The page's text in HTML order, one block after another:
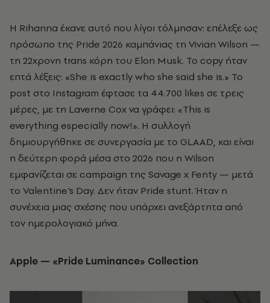
Η Rihanna έκανε αυτό που λίγοι τόλμησαν: επέλεξε ως
πρόσωπο της Pride 2026 καμπάνιας τη Vivian Wilson —
τη 22χρονη trans κόρη του Elon Musk. Το copy ήταν
επτά λέξεις: «She is exactly who she said she is.» Το
post στο Instagram έφτασε τα 44.700 likes σε τρεις
μέρες, με τη Laverne Cox να γράφει: «This is
everything especially now!». Η συλλογή
δημιουργήθηκε σε συνεργασία με το GLAAD, και είναι
η δεύτερη φορά μέσα στο 2026 που η Wilson
εμφανίζεται σε campaign της Savage x Fenty — μετά
το Valentine's Day. Δεν ήταν Pride stunt. Ήταν η
συνέχεια μιας σχέσης που υπάρχει ανεξάρτητα από
τον ημερολογιακό μήνα.
Apple — «Pride Luminance» Collection